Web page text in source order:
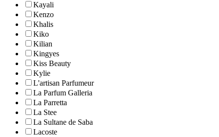
Kayali
Kenzo
Khalis
Kiko
Kilian
Kingyes
Kiss Beauty
Kylie
L'artisan Parfumeur
La Parfum Galleria
La Parretta
La Stee
La Sultane de Saba
Lacoste